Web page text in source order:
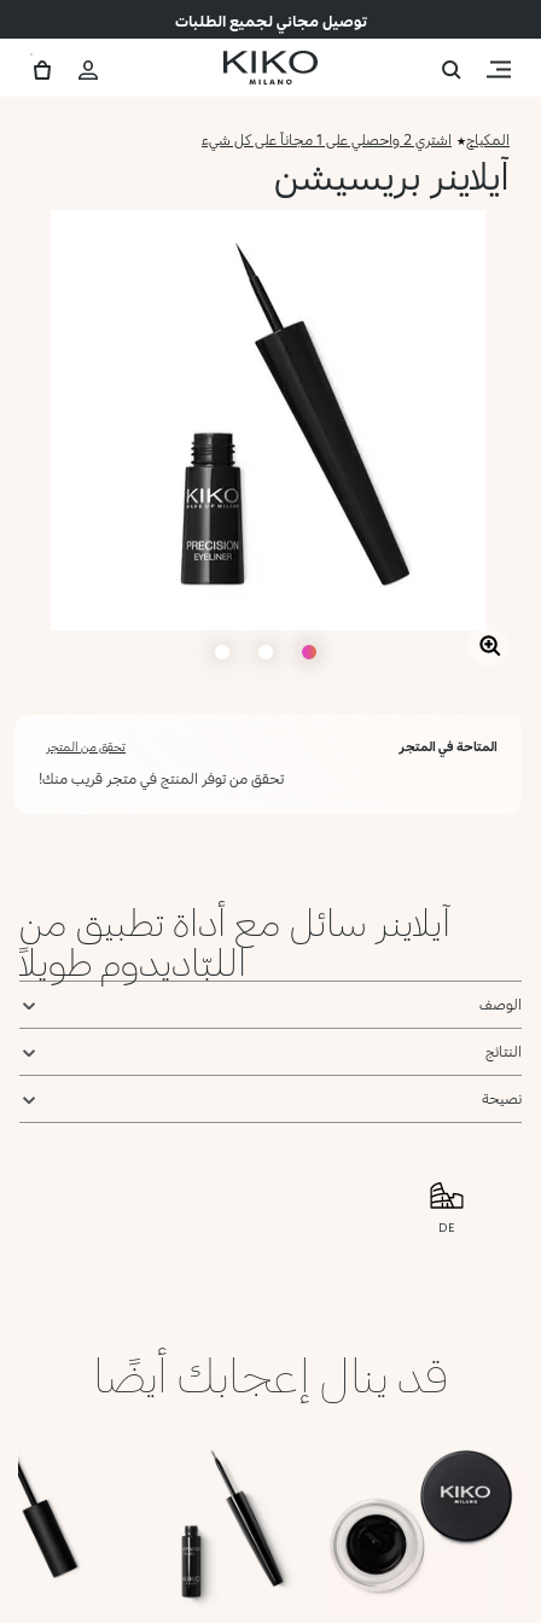
توصيل مجاني لجميع الطلبات
المكياج اشتري 2 واحصلي على 1 مجاناً على كل شيء
آيلاينر بريسيشن
المتاحة في المتجر تحقق من المتجر
تحقق من توفر المنتج في متجر قريب منك!
آيلاينر سائل مع أداة تطبيق من
اللبّاديدوم طويلاً
الوصف
النتائج
نصيحة
DE
قد ينال إعجابك أيضًا